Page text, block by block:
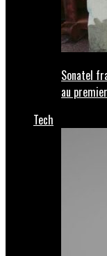
Sonatel
au
Tech